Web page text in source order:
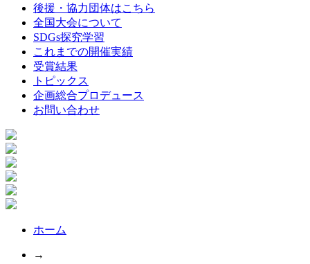
後援・協力団体はこちら
全国大会について
SDGs探究学習
これまでの開催実績
受賞結果
トピックス
企画総合プロデュース
お問い合わせ
ホーム
→